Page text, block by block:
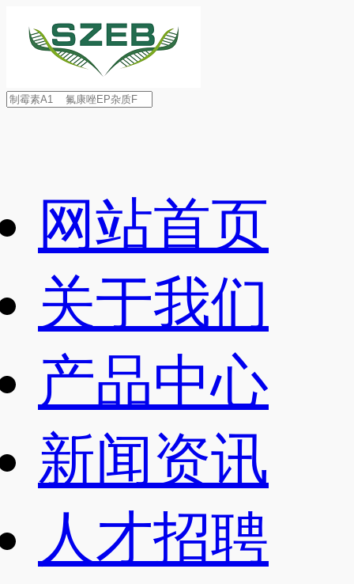
网站首页
关于我们
产品中心
新闻资讯
人才招聘